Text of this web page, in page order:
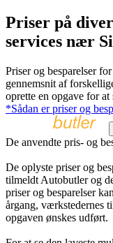
Priser på
services nær
Priser og besparelser
gennemsnit af
oprette en opgave for
*Sådan er priser og
De anvendte pris- og
De oplyste priser og
tilmeldt Autobutler og
priser og besparelser
årgang, værkstedernes
opgaven ønskes udført.